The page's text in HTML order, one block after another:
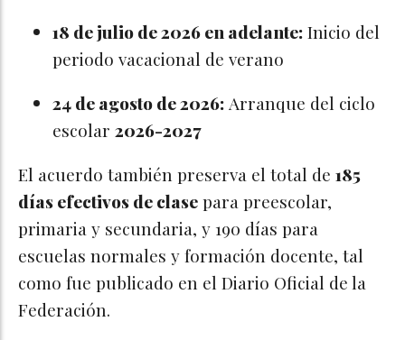
18 de julio de 2026 en adelante:Inicio del
periodo vacacional de verano
24 de agosto de 2026: Arranque del ciclo
escolar 2026-2027
El acuerdo también preserva el total de 185
días efectivos de clasepara preescolar,
primaria y secundaria, y 190 días para
escuelas normales y formación docente, tal
como fue publicado en el Diario Oficial de la
Federación.